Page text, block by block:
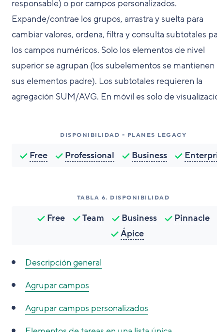
responsable) o por campos personalizados.
Expande/contrae los grupos, arrastra y suelta para
cambiar valores, ordena, filtra y consulta subtotales
los campos numéricos. Solo los elementos de nivel
superior se agrupan (los subelementos se mantienen
sus elementos padre). Los subtotales requieren la
agregación SUM/AVG. En móvil es solo de
DISPONIBILIDAD - PLANES LEGACY
Free Professional Business
TABLA 6. DISPONIBILIDAD
Free Team Business
Pinnacle
Ápice
Descripción general
Agrupar campos
Agrupar campos personalizados